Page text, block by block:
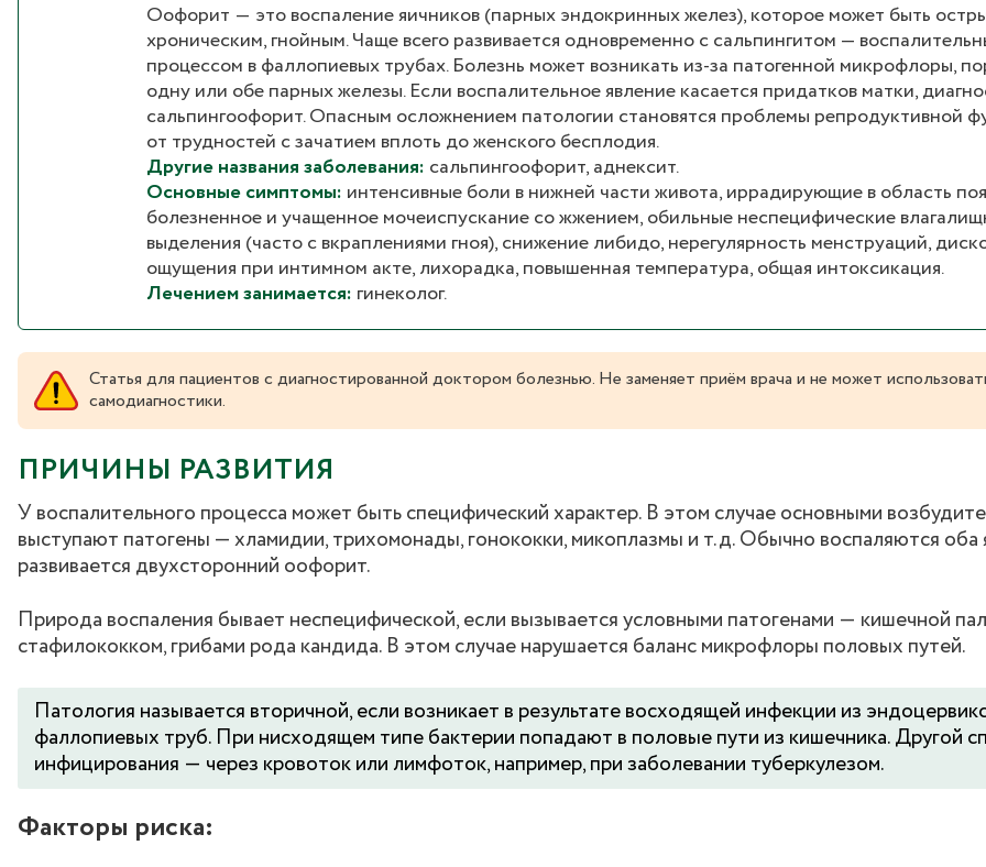
Оофорит ― это воспаление яичников (парных эндокринных желез), которое может быть
хроническим, гнойным. Чаще всего развивается одновременно с сальпингитом —
процессом в фаллопиевых трубах. Болезнь может возникать из-за патогенной микрофлоры,
одну или обе парных железы. Если воспалительное явление касается придатков матки,
сальпингоофорит. Опасным осложнением патологии становятся проблемы репродуктивной
от трудностей с зачатием вплоть до женского бесплодия.
Другие названия заболевания: сальпингоофорит, аднексит.
Основные симптомы: интенсивные боли в нижней части живота, иррадирующие в область
болезненное и учащенное мочеиспускание со жжением, обильные неспецифические
выделения (часто с вкраплениями гноя), снижение либидо, нерегулярность менструаций,
ощущения при интимном акте, лихорадка, повышенная температура, общая интоксикация.
Лечением занимается: гинеколог.
Статья для пациентов с диагностированной доктором болезнью. Не заменяет приём врача и не может
самодиагностики.
ПРИЧИНЫ РАЗВИТИЯ
У воспалительного процесса может быть специфический характер. В этом случае основными
выступают патогены — хламидии, трихомонады, гонококки, микоплазмы и т.д. Обычно воспаляются оба
развивается двухсторонний оофорит.
Природа воспаления бывает неспецифической, если вызывается условными патогенами ― кишечной
стафилококком, грибами рода кандида. В этом случае нарушается баланс микрофлоры половых путей.
Патология называется вторичной, если возникает в результате восходящей инфекции из
фаллопиевых труб. При нисходящем типе бактерии попадают в половые пути из кишечника. Другой
инфицирования ― через кровоток или лимфоток, например, при заболевании туберкулезом.
Факторы риска: